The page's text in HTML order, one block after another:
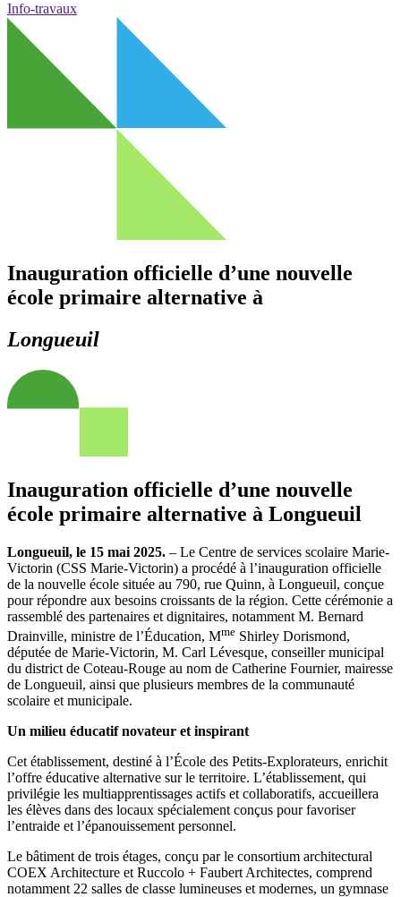
Info-travaux
Inauguration officielle d’une nouvelle
école primaire alternative à
Longueuil
Inauguration officielle d’une nouvelle
école primaire alternative à Longueuil
Longueuil, le 15 mai 2025. – Le Centre de services scolaire Marie-
Victorin (CSS Marie-Victorin) a procédé à l’inauguration officielle
de la nouvelle école située au 790, rue Quinn, à Longueuil, conçue
pour répondre aux besoins croissants de la région. Cette cérémonie a
rassemblé des partenaires et dignitaires, notamment M. Bernard
Drainville, ministre de l’Éducation, Mme Shirley Dorismond,
députée de Marie-Victorin, M. Carl Lévesque, conseiller municipal
du district de Coteau-Rouge au nom de Catherine Fournier, mairesse
de Longueuil, ainsi que plusieurs membres de la communauté
scolaire et municipale.
Un milieu éducatif novateur et inspirant
Cet établissement, destiné à l’École des Petits-Explorateurs, enrichit
l’offre éducative alternative sur le territoire. L’établissement, qui
privilégie les multiapprentissages actifs et collaboratifs, accueillera
les élèves dans des locaux spécialement conçus pour favoriser
l’entraide et l’épanouissement personnel.
Le bâtiment de trois étages, conçu par le consortium architectural
COEX Architecture et Ruccolo + Faubert Architectes, comprend
notamment 22 salles de classe lumineuses et modernes, un gymnase